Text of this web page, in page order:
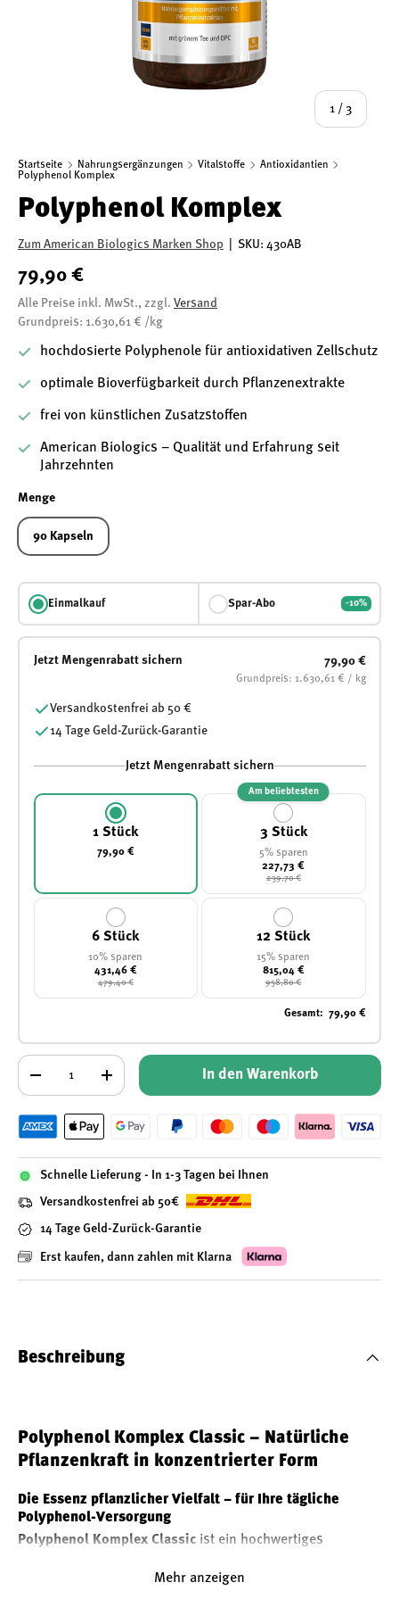
1 / von
3
Startseite Nahrungsergänzungen Vitalstoffe
Antioxidantien
Polyphenol Komplex
Polyphenol Komplex
Zum American Biologics Marken Shop SKU: 430AB
79,90 €
Alle Preise inkl. MwSt., zzgl. Versand
Grundpreis: 1.630,61 € /kg
hochdosierte Polyphenole für antioxidativen Zellschutz
optimale Bioverfügbarkeit durch Pflanzenextrakte
frei von künstlichen Zusatzstoffen
American Biologics – Qualität und Erfahrung seit
Jahrzehnten
Menge
90 Kapseln
Einmalkauf Spar-Abo -10%
Jetzt Mengenrabatt sichern 79,90 €
Grundpreis: 1.630,61 € / kg
Versandkostenfrei ab 50 €
14 Tage Geld-Zurück-Garantie
Jetzt Mengenrabatt sichern
1 Stück
79,90 €
3 Stück
5% sparen
Am beliebtesten
227,73 €
239,70 €
6 Stück
10% sparen
431,46 €
479,40 €
12 Stück
15% sparen
815,04 €
958,80 €
Gesamt: 79,90 €
Anzahl
+ In den Warenkorb
Schnelle Lieferung - In 1-3 Tagen bei Ihnen
Versandkostenfrei ab 50€
14 Tage Geld-Zurück-Garantie
Erst kaufen, dann zahlen mit Klarna
Beschreibung
Polyphenol Komplex Classic – Natürliche
Pflanzenkraft in konzentrierter Form
Die Essenz pflanzlicher Vielfalt – für Ihre tägliche
Polyphenol-Versorgung
Polyphenol Komplex Classic ist ein hochwertiges
Kombination ausgewählter Pflanzenextrakte mit hohem
Mehr anzeigen